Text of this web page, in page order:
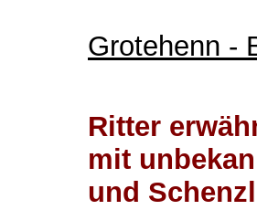
Grotehenn -
Ritter
mit
und